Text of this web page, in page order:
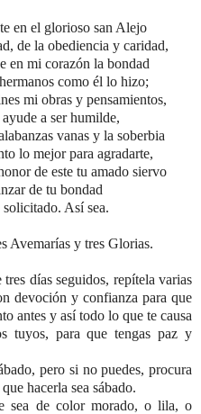
en el glorioso san Alejo
de la obediencia y caridad,
en mi corazón la bondad
como él lo hizo;
mi obras y pensamientos,
a ser humilde,
vanas y la soberbia
lo mejor para agradarte,
de este tu amado siervo
de tu bondad
Así sea.
Avemarías y tres Glorias.
días seguidos, repítela varias
devoción y confianza para que
antes y así todo lo que te causa
tuyos, para que tengas paz y
pero si no puedes, procura
hacerla sea sábado.
sea de color morado, o lila, o